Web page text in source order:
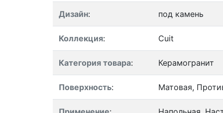
Дизайн: под камень
Коллекция: Cuit
Категория товара: Керамогранит
Поверхность: Матовая,